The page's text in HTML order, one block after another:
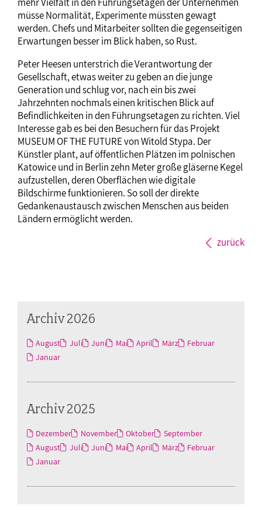
mehr Vielfalt in den Führungsetagen der Unternehmen
müsse Normalität, Experimente müssten gewagt
werden. Chefs und Mitarbeiter sollten die gegenseitigen
Erwartungen besser im Blick haben, so Rust.
Peter Heesen unterstrich die Verantwortung der
Gesellschaft, etwas weiter zu geben an die junge
Generation und schlug vor, nach ein bis zwei
Jahrzehnten nochmals einen kritischen Blick auf
Befindlichkeiten in den Führungsetagen zu richten. Viel
Interesse gab es bei den Besuchern für das Projekt
MUSEUM OF THE FUTURE von Witold Stypa. Der
Künstler plant, auf öffentlichen Plätzen im polnischen
Katowice und in Berlin zehn Meter große gläserne Kegel
aufzustellen, deren Oberflächen wie digitale
Bildschirme funktionieren. So soll der direkte
Gedankenaustausch zwischen Menschen aus beiden
Ländern ermöglicht werden.
zurück
Archiv 2026
August Juli Juni Mai April März
Februar
Januar
Archiv 2025
Dezember November Oktober
September
August
Juli Juni Mai April März
Februar
Januar